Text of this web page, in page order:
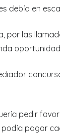
debía en
las
pedir
pagar